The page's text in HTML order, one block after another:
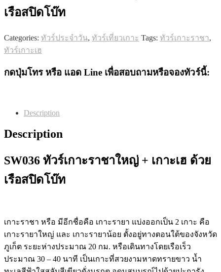
เรือสปิดโบ๊ท
Categories: ทัวร์ประจำวัน, ทัวร์เที่ยวเกาะ Tags: ทัวร์เกาะราชา,
ทัวร์เกาะเฮ
กดปุ่มโทร หรือ แอด Line เพื่อสอบถามหรือจองทัวร์นี้:
Description
Description
SW036 ทัวร์เกาะราชาใหญ่ + เกาะเฮ ด้วย
เรือสปิดโบ๊ท
เกาะราชา หรือ มีอีกชื่อคือ เกาะรายา แบ่งออกเป็น 2 เกาะ คือ
เกาะรายาใหญ่ และ เกาะรายาน้อย ตั้งอยู่ทางตอนใต้ของจังหวัด
ภูเก็ต ระยะห่างประมาณ 20 กม. หรือเดินทางโดยเรือเร็ว
ประมาณ 30 – 40 นาที เป็นเกาะที่สวยงามหาดทรายขาว น้ำ